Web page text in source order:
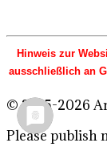
Hinweis zur
ausschließlich an
© 2015-2026
Please publish